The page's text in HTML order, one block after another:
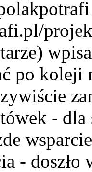
po koleji
-
-